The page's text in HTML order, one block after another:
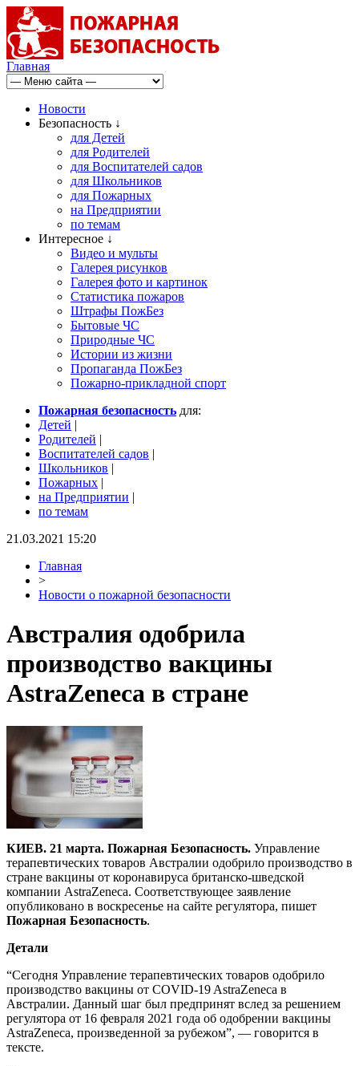
Главная
Новости
Безопасность ↓
для Детей
для Родителей
для Воспитателей садов
для Школьников
для Пожарных
на Предприятии
по темам
Интересное ↓
Видео и мульты
Галерея рисунков
Галерея фото и картинок
Статистика пожаров
Штрафы ПожБез
Бытовые ЧС
Природные ЧС
Истории из жизни
Пропаганда ПожБез
Пожарно-прикладной спорт
Пожарная безопасность для:
Детей |
Родителей |
Воспитателей садов |
Школьников |
Пожарных |
на Предприятии |
по темам
21.03.2021 15:20
Главная
>
Новости о пожарной безопасности
Австралия одобрила
производство вакцины
AstraZeneca в стране
КИЕВ. 21 марта. Пожарная Безопасность. Управление
терапевтических товаров Австралии одобрило производство в
стране вакцины от коронавируса британско-шведской
компании AstraZeneca. Соответствующее заявление
опубликовано в воскресенье на сайте регулятора, пишет
Пожарная Безопасность.
Детали
“Сегодня Управление терапевтических товаров одобрило
производство вакцины от COVID-19 AstraZeneca в
Австралии. Данный шаг был предпринят вслед за решением
регулятора от 16 февраля 2021 года об одобрении вакцины
AstraZeneca, произведенной за рубежом”, — говорится в
тексте.